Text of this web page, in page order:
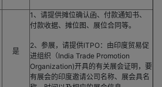
是
1、请提供摊位确认函、付款通知书、
付款收据、摊位图、展位合同等。
2、参展，请提供ITPO：由印度贸易促
进组织（India Trade Promotion
Organization)开具的有关展会证明，要
有展会的印度邀请公司名称、展会具名